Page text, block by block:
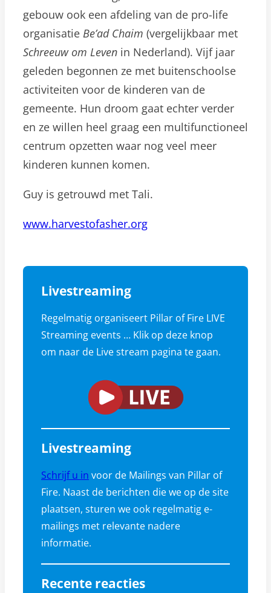
gebouw ook een afdeling van de pro-life
organisatie Be’ad Chaim (vergelijkbaar met
Schreeuw om Leven in Nederland). Vijf jaar
geleden begonnen ze met buitenschoolse
activiteiten voor de kinderen van de
gemeente. Hun droom gaat echter verder
en ze willen heel graag een multifunctioneel
centrum opzetten waar nog veel meer
kinderen kunnen komen.
Guy is getrouwd met Tali.
www.harvestofasher.org
Livestreaming
Regelmatig organiseert Pillar of Fire LIVE
Streaming events … Klik op deze knop
om naar de Live stream pagina te gaan.
Livestreaming
Schrijf u in voor de Mailings van Pillar of
Fire. Naast de berichten die we op de site
plaatsen, sturen we ook regelmatig e-
mailings met relevante nadere
informatie.
Recente reacties